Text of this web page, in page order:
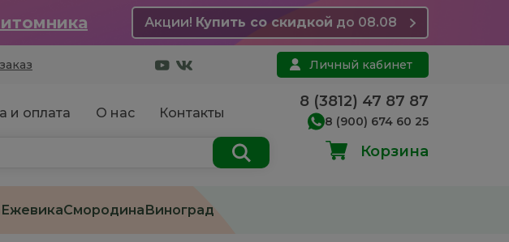
Акции! Купить со скидкой до 08.08
Личный кабинет
и оплата О нас Контакты
8 (3812) 47 87 87
8 (900) 674 60 25
Корзина
ЕжевикаСмородинаВиноград